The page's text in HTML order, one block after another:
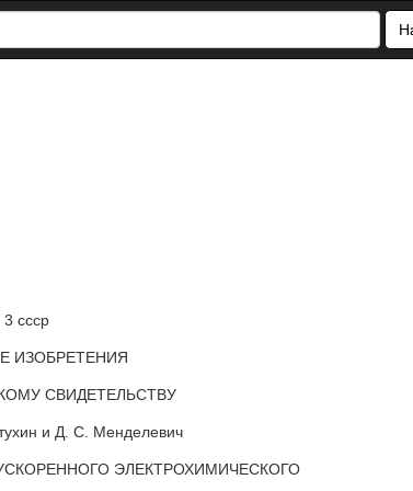
ссср
ИЗОБРЕТЕНИЯ
СВИДЕТЕЛЬСТВУ
и Д. С. Менделевич
ЭЛЕКТРОХИМИЧЕСКОГО